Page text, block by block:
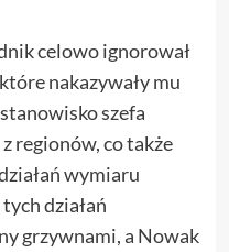
celowo ignorował
nakazywały mu
szefa
regionów, co także
wymiaru
działań
grzywnami, a Nowak